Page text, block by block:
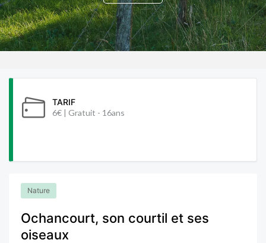
TARIF
6€ | Gratuit - 16ans
Nature
Ochancourt, son courtil et ses
oiseaux